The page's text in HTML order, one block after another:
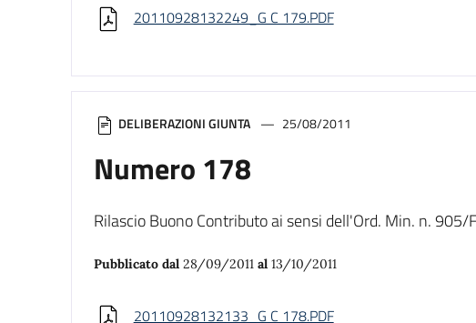
20110928132249_G C 179.PDF
DELIBERAZIONI GIUNTA 25/08/2011
Numero 178
Rilascio Buono Contributo ai sensi dell'Ord. Min. n.
Pubblicato dal 28/09/2011 al13/10/2011
20110928132133_G C 178.PDF